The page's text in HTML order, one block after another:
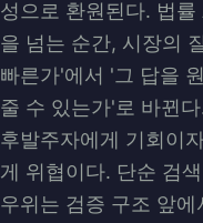
성으로 환원된다. 법률
을 넘는 순간, 시장의
빠른가'에서 '그 답을
줄 수 있는가'로 바뀐
후발주자에게 기회이
게 위협이다. 단순 검
우위는 검증 구조 앞에